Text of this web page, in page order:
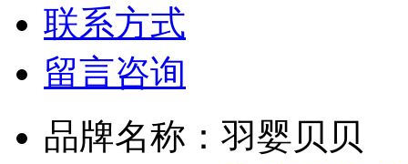
联系方式
留言咨询
品牌名称： 羽婴贝贝